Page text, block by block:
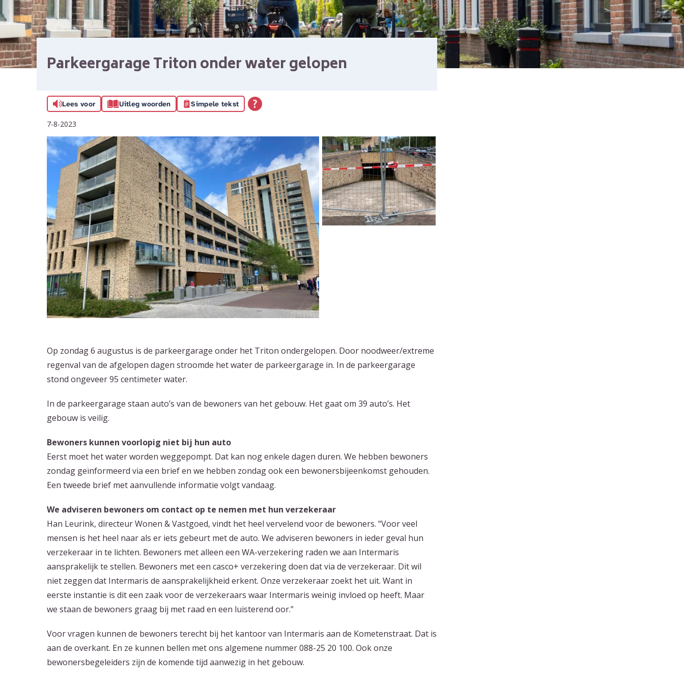
Parkeergarage Triton onder water gelopen
Lees voor Uitleg woorden Simpele tekst
7-8-2023
Op zondag 6 augustus is de parkeergarage onder het Triton ondergelopen. Door noodweer/extreme
regenval van de afgelopen dagen stroomde het water de parkeergarage in. In de parkeergarage
stond ongeveer 95 centimeter water.
In de parkeergarage staan auto’s van de bewoners van het gebouw. Het gaat om 39 auto’s. Het
gebouw is veilig.
Bewoners kunnen voorlopig niet bij hun auto
Eerst moet het water worden weggepompt. Dat kan nog enkele dagen duren. We hebben bewoners
zondag geïnformeerd via een brief en we hebben zondag ook een bewonersbijeenkomst gehouden.
Een tweede brief met aanvullende informatie volgt vandaag.
We adviseren bewoners om contact op te nemen met hun verzekeraar
Han Leurink, directeur Wonen & Vastgoed, vindt het heel vervelend voor de bewoners. “Voor veel
mensen is het heel naar als er iets gebeurt met de auto. We adviseren bewoners in ieder geval hun
verzekeraar in te lichten. Bewoners met alleen een WA-verzekering raden we aan Intermaris
aansprakelijk te stellen. Bewoners met een casco+ verzekering doen dat via de verzekeraar. Dit wil
niet zeggen dat Intermaris de aansprakelijkheid erkent. Onze verzekeraar zoekt het uit. Want in
eerste instantie is dit een zaak voor de verzekeraars waar Intermaris weinig invloed op heeft. Maar
we staan de bewoners graag bij met raad en een luisterend oor.”
Voor vragen kunnen de bewoners terecht bij het kantoor van Intermaris aan de Kometenstraat. Dat is
aan de overkant. En ze kunnen bellen met ons algemene nummer 088-25 20 100. Ook onze
bewonersbegeleiders zijn de komende tijd aanwezig in het gebouw.